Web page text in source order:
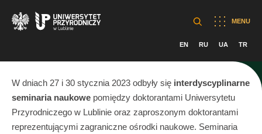
MENU
EN RU UA TR
W dniach 27 i 30 stycznia 2023 odbyły się interdyscyplinarne
seminaria naukowe pomiędzy doktorantami Uniwersytetu
Przyrodniczego w Lublinie oraz zaproszonym doktorantami
reprezentującymi zagraniczne ośrodki naukowe. Seminaria